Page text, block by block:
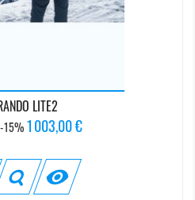
LITE2
-15% Prix
1 003,00 €
